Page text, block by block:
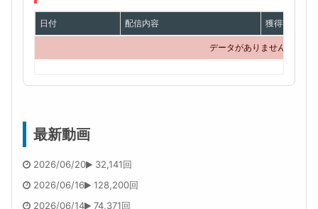
日付 配信内容 獲得額
データがありません
最新動画
2026/06/20
32,141回
2026/06/16
128,200回
2026/06/14
74,371回